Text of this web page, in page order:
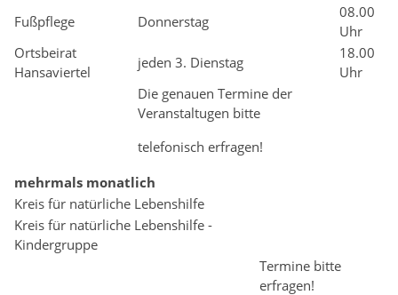
Fußpflege
Donnerstag
08.00
Uhr
Ortsbeirat
Hansaviertel
jeden 3. Dienstag
18.00
Uhr
Die genauen Termine der
Veranstaltugen bitte
telefonisch erfragen!
mehrmals monatlich
Kreis für natürliche Lebenshilfe
Kreis für natürliche Lebenshilfe -
Kindergruppe
Termine bitte
erfragen!